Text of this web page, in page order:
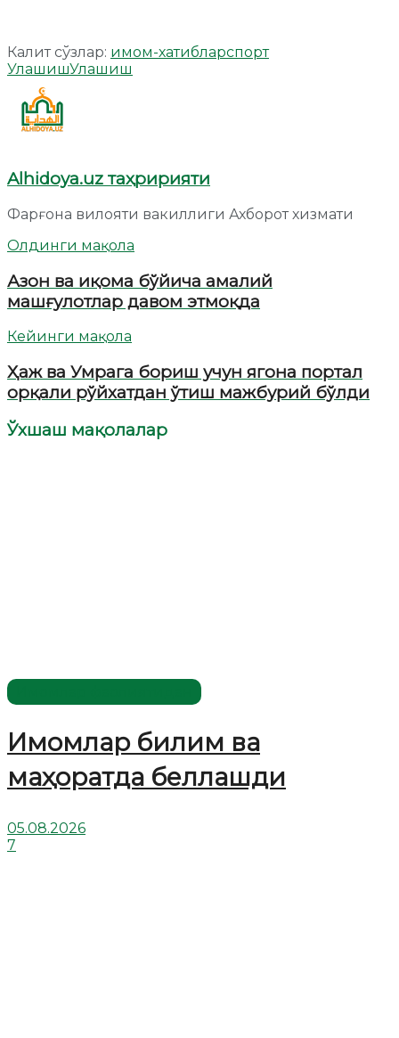
Калит сўзлар: имом-хатибларспорт
УлашишУлашиш
Alhidoya.uz таҳририяти
Фарғона вилояти вакиллиги Ахборот хизмати
Олдинги мақола
Азон ва иқома бўйича амалий
машғулотлар давом этмоқда
Кейинги мақола
Ҳаж ва Умрага бориш учун ягона портал
орқали рўйхатдан ўтиш мажбурий бўлди
Ўхшаш мақолалар
Имомлар билим ва
маҳоратда беллашди
05.08.2026
7